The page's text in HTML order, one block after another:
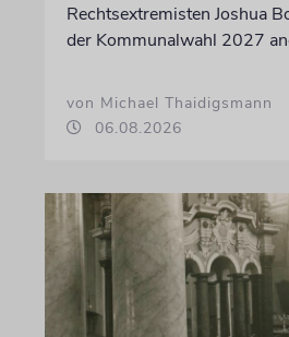
Rechtsextremisten Joshua
der Kommunalwahl 2027
von Michael Thaidigsmann
06.08.2026